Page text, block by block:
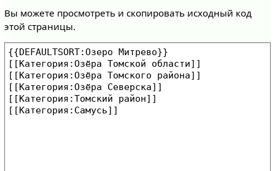
Вы можете просмотреть и скопировать исходный код
этой страницы.